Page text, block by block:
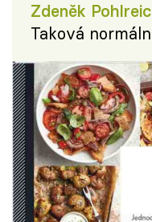
Zdeněk
Taková